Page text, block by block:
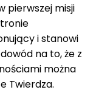
pierwszej misji
i stanowi
na to, że z
można
Twierdza.